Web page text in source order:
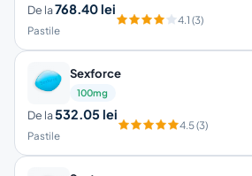
De la768.40 lei
Pastile
4.1 (3)
Sexforce
100mg
De la532.05 lei
Pastile
4.5 (3)